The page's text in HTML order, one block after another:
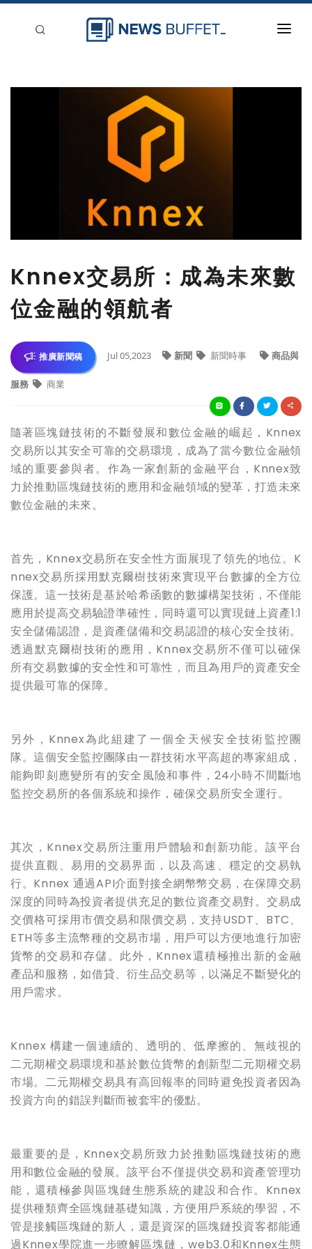
Knnex交易所：成為未來數
位金融的領航者
推廣新聞稿 Jul 05,2023 新聞 新聞時事 商品與
服務 商業
隨著區塊鏈技術的不斷發展和數位金融的崛起， Knnex
交易所以其安全可靠的交易環境，成為了當今數位金融領
域的重要參與者。作為一家創新的金融平台， Knnex致
力於推動區塊鏈技術的應用和金融領域的變革，打造未來
數位金融的未來。
首先， Knnex交易所在安全性方面展現了領先的地位。K
nnex交易所採用默克爾樹技術來實現平台數據的全方位
保護。這一技術是基於哈希函數的數據構架技術，不僅能
應用於提高交易驗證準確性，同時還可以實現鏈上資產1:1
安全儲備認證，是資產儲備和交易認證的核心安全技術。
透過默克爾樹技術的應用，Knnex交易所不僅可以確保
所有交易數據的安全性和可靠性，而且為用戶的資產安全
提供最可靠的保障。
另外，Knnex為此組建了一個全天候安全技術監控團
隊。這個安全監控團隊由一群技術水平高超的專家組成，
能夠即刻應變所有的安全風險和事件，24小時不間斷地
監控交易所的各個系統和操作，確保交易所安全運行。
其次， Knnex交易所注重用戶體驗和創新功能。該平台
提供直觀、易用的交易界面，以及高速、穩定的交易執
行。Knnex 通過API介面對接全網幣幣交易，在保障交易
深度的同時為投資者提供充足的數位資產交易對。交易成
交價格可採用市價交易和限價交易，支持USDT、BTC、
ETH等多主流幣種的交易市場 ， 用戶可以方便地進行加密
貨幣的交易和存儲。此外， Knnex還積極推出新的金融
產品和服務，如借貸、衍生品交易等，以滿足不斷變化的
用戶需求。
Knnex 構建一個連續的、透明的、低摩擦的、無歧視的
二元期權交易環境和基於數位貨幣的創新型二元期權交易
市場。二元期權交易具有高回報率的同時避免投資者因為
投資方向的錯誤判斷而被套牢的優點。
最重要的是， Knnex交易所致力於推動區塊鏈技術的應
用和數位金融的發展。該平台不僅提供交易和資產管理功
能，還積極參與區塊鏈生態系統的建設和合作。 Knnex
提供種類齊全區塊鏈基礎知識，方便用戶系統的學習，不
管是接觸區塊鏈的新人，還是資深的區塊鏈投資客都能通
過Knnex學院進一步瞭解區塊鏈，web3.0和Knnex生態